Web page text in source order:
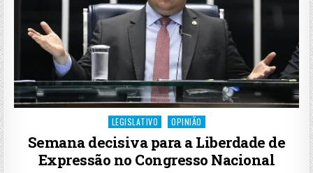
Posted
in
LEGISLATIVO OPINIÃO
Semana decisiva para a Liberdade de
Expressão no Congresso Nacional